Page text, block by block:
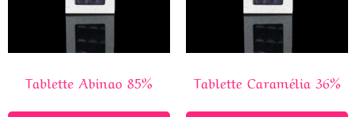
Tablette Abinao 85% Tablette Caramélia 36%